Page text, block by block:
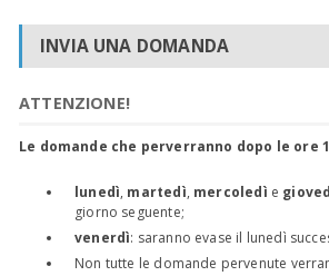
INVIA UNA DOMANDA
ATTENZIONE!
Le domande che perverranno dopo le ore
lunedì, martedì, mercoledì e
giorno seguente;
venerdì: saranno evase il lunedì
Non tutte le domande pervenute